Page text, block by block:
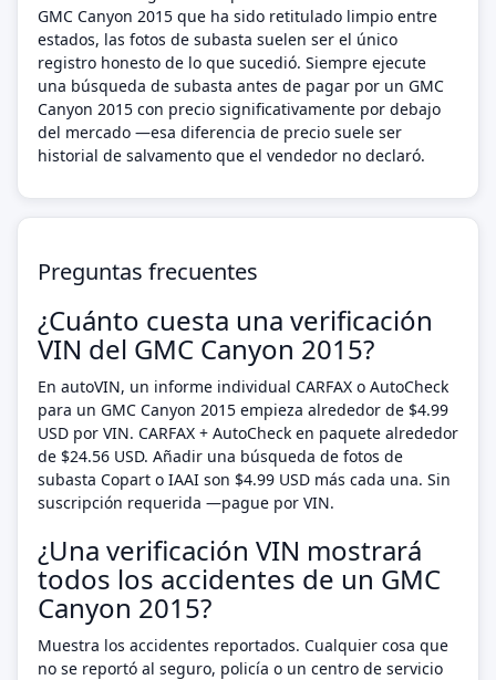
GMC Canyon 2015 que ha sido retitulado limpio entre
estados, las fotos de subasta suelen ser el único
registro honesto de lo que sucedió. Siempre ejecute
una búsqueda de subasta antes de pagar por un GMC
Canyon 2015 con precio significativamente por debajo
del mercado —esa diferencia de precio suele ser
historial de salvamento que el vendedor no declaró.
Preguntas frecuentes
¿Cuánto cuesta una verificación
VIN del GMC Canyon 2015?
En autoVIN, un informe individual CARFAX o AutoCheck
para un GMC Canyon 2015 empieza alrededor de $4.99
USD por VIN. CARFAX + AutoCheck en paquete alrededor
de $24.56 USD. Añadir una búsqueda de fotos de
subasta Copart o IAAI son $4.99 USD más cada una. Sin
suscripción requerida —pague por VIN.
¿Una verificación VIN mostrará
todos los accidentes de un GMC
Canyon 2015?
Muestra los accidentes reportados. Cualquier cosa que
no se reportó al seguro, policía o un centro de servicio